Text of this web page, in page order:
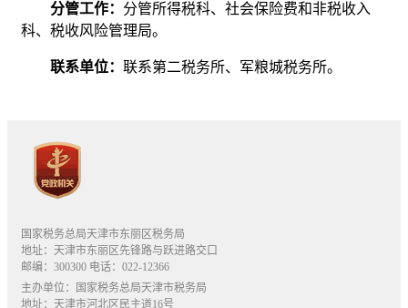
分管工作： 分管所得税科、社会保险费和非税收入
科、税收风险管理局。
联系单位：联系第二税务所、军粮城税务所。
国家税务总局天津市东丽区税务局
地址：天津市东丽区先锋路与跃进路交口
邮编：300300 电话：022-12366
主办单位：国家税务总局天津市税务局
地址：天津市河北区民主道16号